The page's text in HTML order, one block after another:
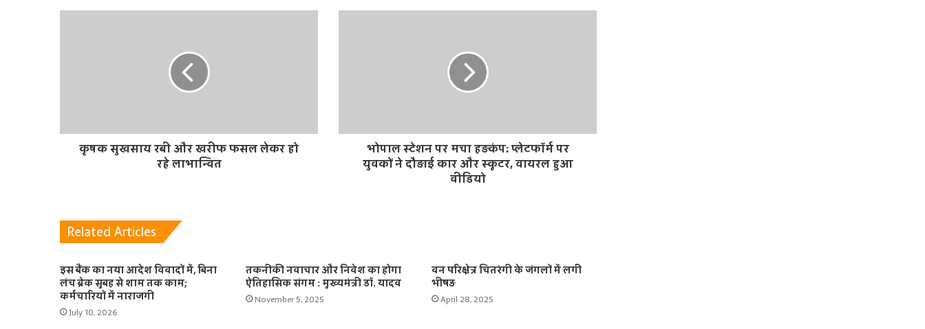
t
कृषक सुखसाय रबी और खरीफ फसल लेकर हो
रहे लाभान्वित
भोपाल स्टेशन पर मचा हड़कंप: प्लेटफॉर्म पर
युवकों ने दौड़ाई कार और स्कूटर, वायरल हुआ
वीडियो
Related Articles
इस बैंक का नया आदेश विवादों में, बिना
लंच ब्रेक सुबह से शाम तक काम;
कर्मचारियों में नाराजगी
July 10, 2026
तकनीकी नवाचार और निवेश का होगा
ऐतिहासिक संगम : मुख्यमंत्री डॉ. यादव
November 5, 2025
वन परिक्षेत्र चितरंगी के जंगलों में लगी
भीषड़
April 28, 2025